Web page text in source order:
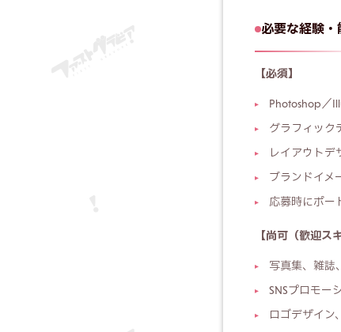
必要な経験・
【必須】
Photoshop／
グラフィック
レイアウトデ
ブランドイメ
応募時にポー
【尚可（歓迎ス
写真集、雑誌
SNSプロモー
ロゴデザイン